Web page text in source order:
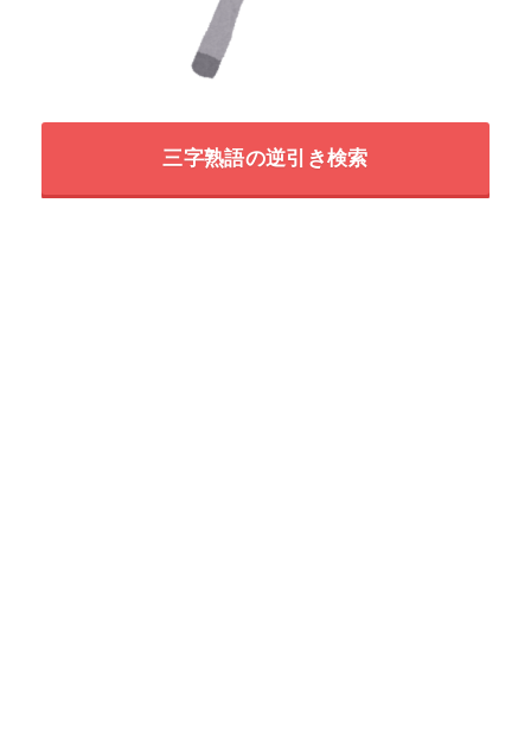
三字熟語の逆引き検索